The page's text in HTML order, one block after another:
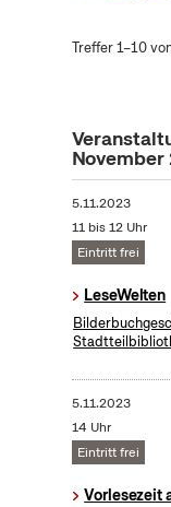
Treffer 1–10
5.11.2023
11 bis 12 Uhr
Eintritt frei
LeseWelten
5.11.2023
14 Uhr
Eintritt frei
Vorlesezeit